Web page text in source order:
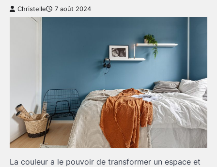
Christelle 7 août 2024
La couleur a le pouvoir de transformer un espace et